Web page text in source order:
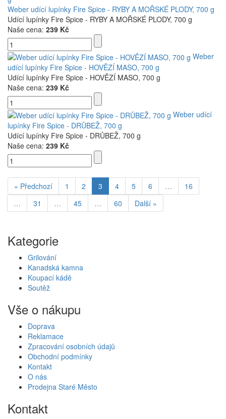
Weber udící lupínky Fire Spice - RYBY A MOŘSKÉ PLODY, 700 g
Udící lupínky Fire Spice - RYBY A MOŘSKÉ PLODY, 700 g
Naše cena: 239 Kč
Weber
udící lupínky Fire Spice - HOVĚZÍ MASO, 700 g
Udící lupínky Fire Spice - HOVĚZÍ MASO, 700 g
Naše cena: 239 Kč
Weber udící
lupínky Fire Spice - DRŮBEŽ, 700 g
Udící lupínky Fire Spice - DRŮBEŽ, 700 g
Naše cena: 239 Kč
« Předchozí 1 2 3 4 5 6 …
16
…
31 … 45 … 60 Další »
Kategorie
Grilování
Kanadská kamna
Koupací kádě
Soutěž
Vše o nákupu
Doprava
Reklamace
Zpracování osobních údajů
Obchodní podmínky
Kontakt
O nás
Prodejna Staré Město
Kontakt